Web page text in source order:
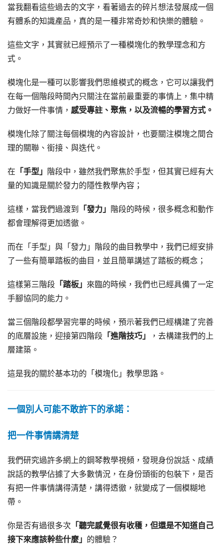
當我翻看這些過去的文字，看著過去的碎片想法發展成一個
有體系的知識產品，真的是一種非常奇妙和快樂的體驗。
這些文字，其實就已經預示了一種模塊化的教學理念和方
式。
模塊化是一種可以影響我們思維模式的概念，它可以讓我們
在每一個階段時間內只關注在當前最重要的事情上，集中精
力做好一件事情， 感受專註、聚焦，以及流暢的學習方式。
模塊化除了關注每個模塊的內容設計，也要關注模塊之間合
理的關聯、銜接、與迭代。
在 「手型」 階段中，雖然我們聚焦於手型，但其實已經有大
量的知識是關於發力的隱性教學內容；
這樣，當我們過渡到 「發力」 階段的時候，很多概念和動作
都會理解得更加透徹。
而在「手型」與「發力」階段的曲目教學中，我們已經安排
了一些有簡單踏板的曲目，並且簡單講述了踏板的概念；
這樣第三階段 「踏板」 來臨的時候，我們也已經具備了一定
手腳協同的能力。
當三個階段都學習完畢的時候，預示著我們已經構建了完善
的底層設施，迎接第四階段 「進階技巧」
，去構建我們的上
層建築。
這是我的關於基本功的「模塊化」教學思路。
一個別人可能不敢許下的承諾：
把一件事情講清楚
我們研究過許多網上的鋼琴教學視頻，發現身份說話、成績
說話的教學佔據了大多數情況，在身份頭銜的包裝下，是否
有把一件事情講得清楚，講得透徹，就變成了一個模糊地
帶。
你是否有過很多次 「聽完感覺很有收穫，但還是不知道自己
接下來應該幹些什麼」 的體驗？